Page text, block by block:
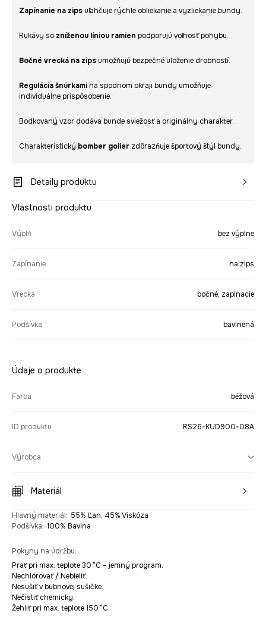
Zapínanie na zips uľahčuje rýchle obliekanie a vyzliekanie bundy.
Rukávy so zníženou líniou ramien podporujú voľnosť pohybu.
Bočné vrecká na zips umožňujú bezpečné uloženie drobností.
Regulácia šnúrkami na spodnom okraji bundy umožňuje
individuálne prispôsobenie.
Bodkovaný vzor dodáva bunde sviežosť a originálny charakter.
Charakteristický bomber golier zdôrazňuje športový štýl bundy.
Detaily produktu
Vlastnosti produktu
Výplň bez výplne
Zapínanie na zips
Vrecká bočné, zapínacie
Podšívka bavlnená
Údaje o produkte
Farba béžová
ID produktu RS26-KUD900-08A
Výrobca
Materiál
Hlavný materiál: 55% Ľan, 45% Viskóza
Podšívka: 100% Bavlna
Pokyny na údržbu:
Prať pri max. teplote 30 °C – jemný program.
Nechlórovať / Nebieliť.
Nesušiť v bubnovej sušičke.
Nečistiť chemicky.
Žehliť pri max. teplote 150 °C.